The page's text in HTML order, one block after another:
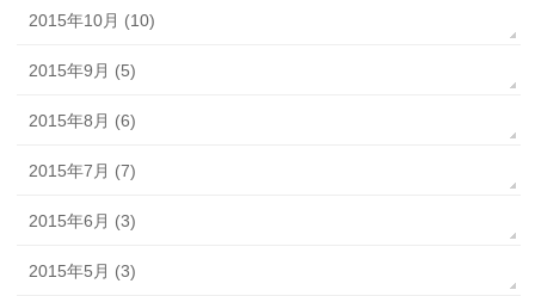
2015年10月 (10)
2015年9月 (5)
2015年8月 (6)
2015年7月 (7)
2015年6月 (3)
2015年5月 (3)